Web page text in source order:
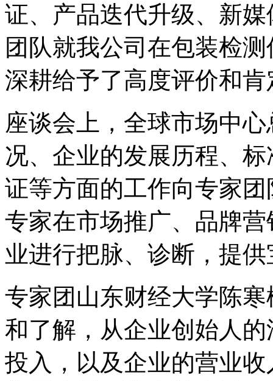
证、产品迭代升级、新
团队就我公司在包装检
深耕给予了高度评价和肯
座谈会上，全球市场中
况、企业的发展历程、
证等方面的工作向专家
专家在市场推广、品牌
业进行把脉、诊断，提
专家团山东财经大学陈
和了解，从企业创始人
投入，以及企业的营业